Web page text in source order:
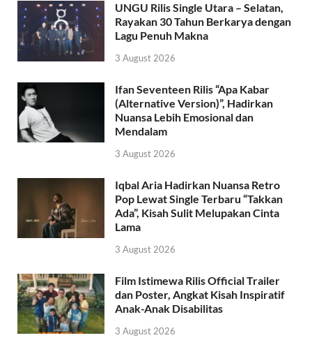
UNGU Rilis Single Utara – Selatan,
Rayakan 30 Tahun Berkarya dengan
Lagu Penuh Makna
3 August 2026
Ifan Seventeen Rilis “Apa Kabar
(Alternative Version)”, Hadirkan
Nuansa Lebih Emosional dan
Mendalam
3 August 2026
Iqbal Aria Hadirkan Nuansa Retro
Pop Lewat Single Terbaru “Takkan
Ada”, Kisah Sulit Melupakan Cinta
Lama
3 August 2026
Film Istimewa Rilis Official Trailer
dan Poster, Angkat Kisah Inspiratif
Anak-Anak Disabilitas
3 August 2026